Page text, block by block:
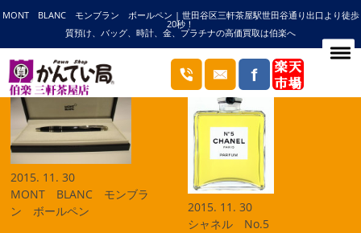
MONT BLANC モンブラン ボールペン | 世田谷区三軒茶屋駅世田谷通り出口より徒歩
20秒！
質預け、バッグ、時計、金、プラチナの高価買取は伯楽へ
HOME 2015年11月の記事一覧
ブログ
2015. 11. 30
MONT BLANC モンブラ
ン ボールペン
2015. 11. 30
シャネル No.5